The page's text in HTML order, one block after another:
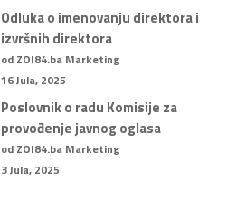
Odluka o imenovanju direktora i
izvršnih direktora
od ZOI84.ba Marketing
16 Jula, 2025
Poslovnik o radu Komisije za
provođenje javnog oglasa
od ZOI84.ba Marketing
3 Jula, 2025